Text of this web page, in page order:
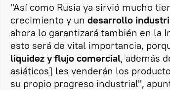
"Así como Rusia ya sirvió mucho
crecimiento y un desarrollo
ahora lo garantizará también en la
esto será de vital importancia,
liquidez y flujo comercial, además
asiáticos] les venderán los
su propio progreso industrial",